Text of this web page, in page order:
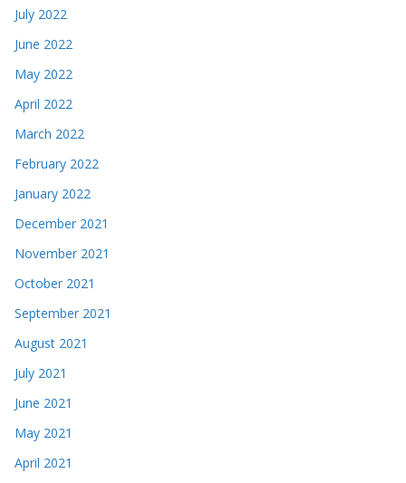
July 2022
June 2022
May 2022
April 2022
March 2022
February 2022
January 2022
December 2021
November 2021
October 2021
September 2021
August 2021
July 2021
June 2021
May 2021
April 2021